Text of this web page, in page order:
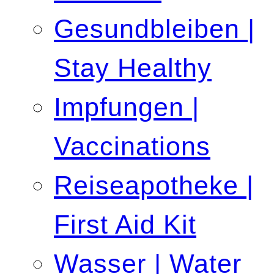
Gesundbleiben |
Stay Healthy
Impfungen |
Vaccinations
Reiseapotheke |
First Aid Kit
Wasser | Water